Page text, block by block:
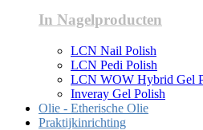
In Nagelproducten
LCN Nail Polish
LCN Pedi Polish
LCN WOW Hybrid Gel
Inveray Gel Polish
Olie - Etherische Olie
Praktijkinrichting